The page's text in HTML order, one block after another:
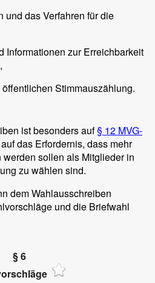
und das Verfahren für die
Informationen zur Erreichbarkeit
Stimmauszählung.
ist besonders auf§ 12 MVG-
das Erfordernis, dass mehr
sollen als Mitglieder in
zu wählen sind.
dem Wahlausschreiben
und die Briefwahl
§ 6